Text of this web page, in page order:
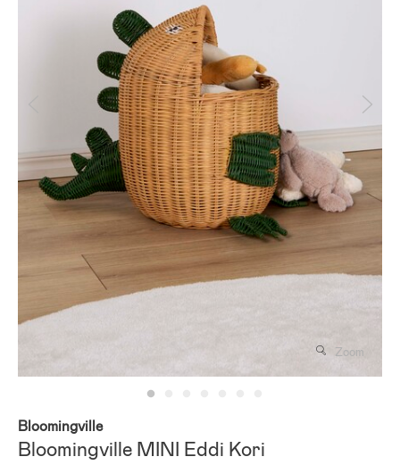
Zoom
Bloomingville
Bloomingville MINI Eddi Kori